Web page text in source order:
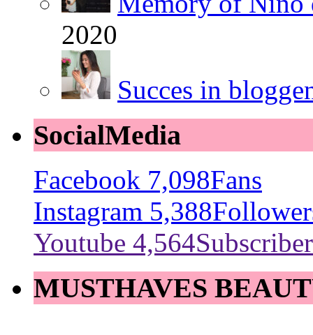
2020
Succes in
SocialMedia
Facebook 7,098Fans
Instagram 5,388
Youtube 4,564Subscriber
MUSTHAVES